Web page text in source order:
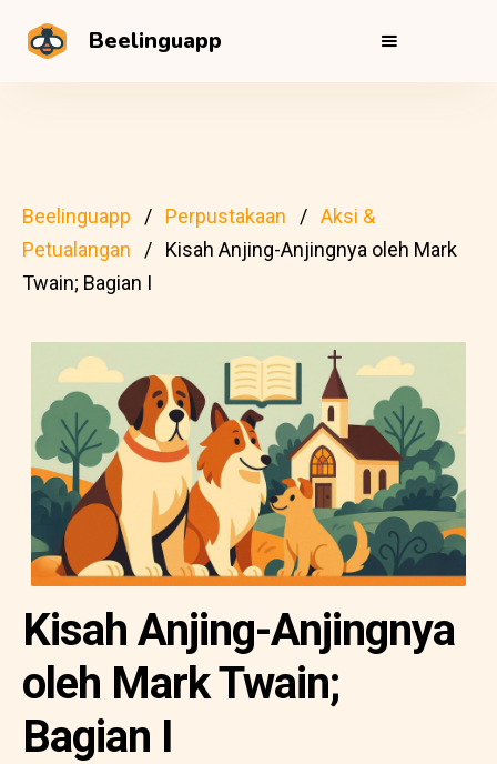
Beelinguapp
Beelinguapp Perpustakaan
Aksi &
Petualangan
Kisah Anjing-Anjingnya oleh Mark
Twain; Bagian I
Kisah Anjing-Anjingnya
oleh Mark Twain;
Bagian I